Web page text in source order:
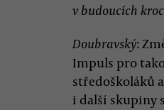
v budoucích
Doubravský:
Impuls pro
středoškoláků
i další skupiny